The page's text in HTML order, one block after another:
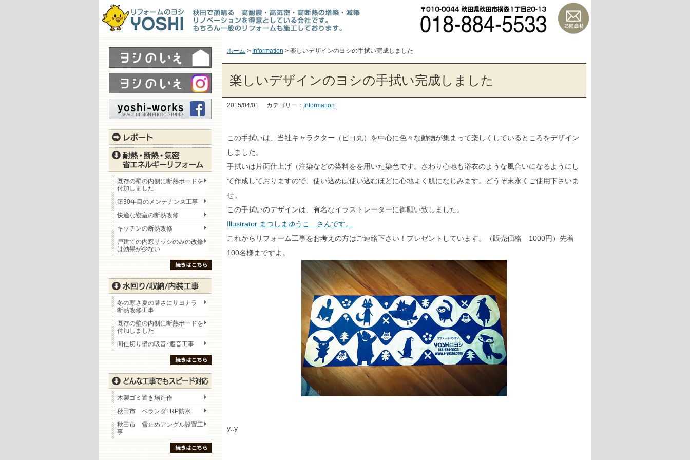
ホーム > Information > 楽しいデザインのヨシの手拭い完成しました
楽しいデザインのヨシの手拭い完成しました
2015/04/01 カテゴリー： Information
この手拭いは、当社キャラクター（ピヨ丸）を中心に色々な動物が集まって楽しくしているところをデザイン
しました。
手拭いは片面仕上げ（注染などの染料をを用いた染色です。さわり心地も浴衣のような風合いになるようにし
て作成しておりますので、使い込めば使い込むほどに心地よく肌になじみます。どうぞ末永くご使用下さいま
せ。
この手拭いのデザインは、有名なイラストレーターに御願い致しました。
Illustrator まつしまゆうこ さんです。
これからリフォーム工事をお考えの方はご連絡下さい！プレゼントしています。（販売価格 1000円）先着
100名様まですよ。
y..y
既存の壁の内側に断熱ボードを
付加しました
築30年目のメンテナンス工事
快適な寝室の断熱改修
キッチンの断熱改修
戸建ての内窓サッシのみの改修
は効果が少ない
冬の寒さ夏の暑さにサヨナラ
断熱改修工事
既存の壁の内側に断熱ボードを
付加しました
間仕切り壁の吸音･遮音工事
木製ゴミ置き場造作
秋田市 ベランダFRP防水
秋田市 雪止めアングル設置工
事